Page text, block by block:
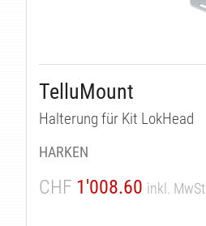
TelluMount
Halterung für Kit LokHead
HARKEN
CHF 1'008.60 inkl. MwSt